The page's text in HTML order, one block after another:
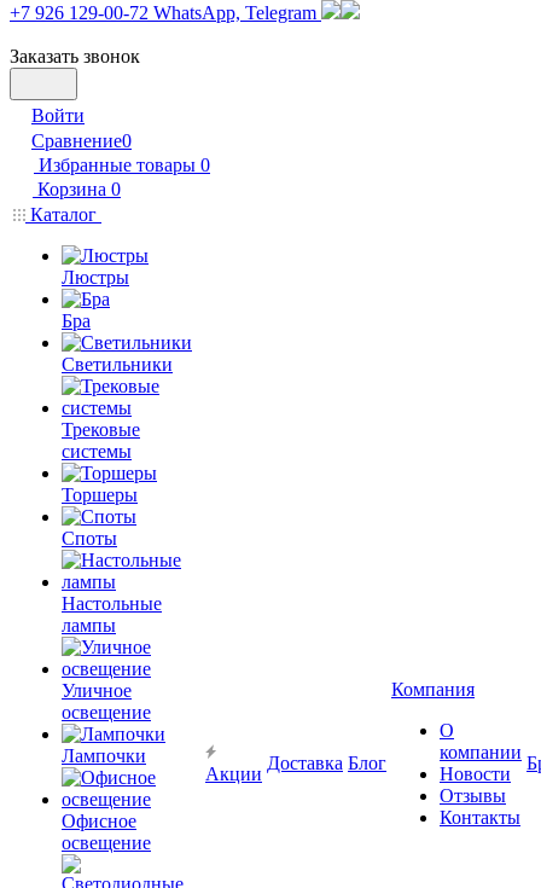
+7 926 129-00-72 WhatsApp, Telegram
Заказать звонок
Войти
Сравнение0
Избранные товары 0
Корзина 0
Каталог
Люстры
Бра
Светильники
Трековые
системы
Торшеры
Споты
Настольные
лампы
Уличное
освещение
Лампочки
Офисное
освещение
Акции
Доставка Блог
Компания
О
компании
Новости
Отзывы
Контакты